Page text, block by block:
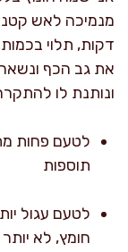
דקות, תלוי
את גב הכף
ונותנת לו
לטעם פחות
תוספות
לטעם עגול
חומץ, לא יותר